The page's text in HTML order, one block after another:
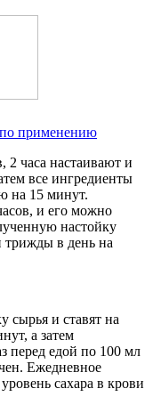
по применению
2 часа настаивают и
все ингредиенты
на 15 минут.
и его можно
настойку
трижды в день на
сырья и ставят на
а затем
перед едой по 100 мл
Ежедневное
сахара в крови